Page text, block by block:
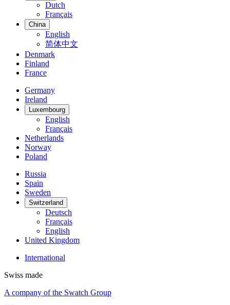
Dutch
Français
China
English
简体中文
Denmark
Finland
France
Germany
Ireland
Luxembourg
English
Français
Netherlands
Norway
Poland
Russia
Spain
Sweden
Switzerland
Deutsch
Français
English
United Kingdom
International
Swiss made
A company of the Swatch Group